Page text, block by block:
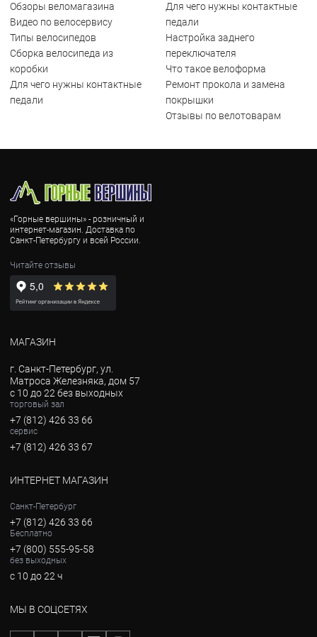
Обзоры веломагазина
Видео по велосервису
Типы велосипедов
Сборка велосипеда из
коробки
Для чего нужны контактные
педали
Для чего нужны контактные
педали
Настройка заднего
переключателя
Что такое велоформа
Ремонт прокола и замена
покрышки
Отзывы по велотоварам
«Горные вершины» - розничный и
интернет-магазин. Доставка по
Санкт-Петербургу и всей России.
Читайте отзывы
МАГАЗИН
г. Санкт-Петербург, ул.
Матроса Железняка, дом 57
с 10 до 22 без выходных
торговый зал
+7 (812) 426 33 66
сервис
+7 (812) 426 33 67
ИНТЕРНЕТ МАГАЗИН
Санкт-Петербург
+7 (812) 426 33 66
Бесплатно
+7 (800) 555-95-58
без выходных
с 10 до 22 ч
МЫ В СОЦСЕТЯХ